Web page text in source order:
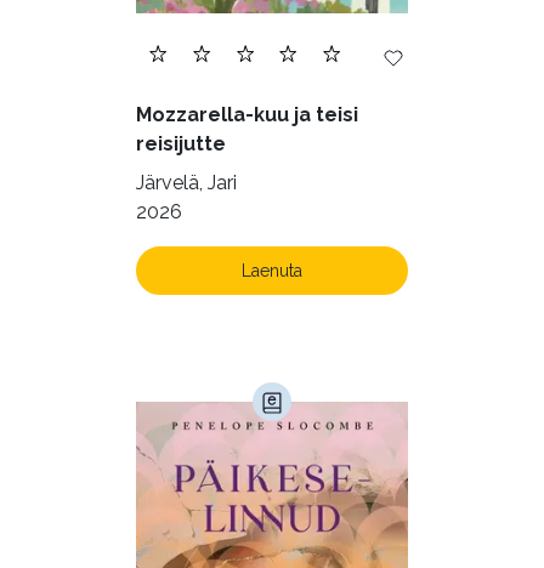
Mozzarella-kuu ja teisi
reisijutte
Järvelä, Jari
2026
Laenuta